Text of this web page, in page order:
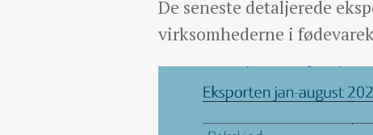
De seneste detaljerede
virksomhederne i